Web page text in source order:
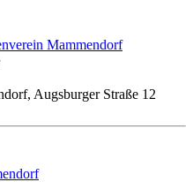
Mammendorf
Augsburger Straße 12